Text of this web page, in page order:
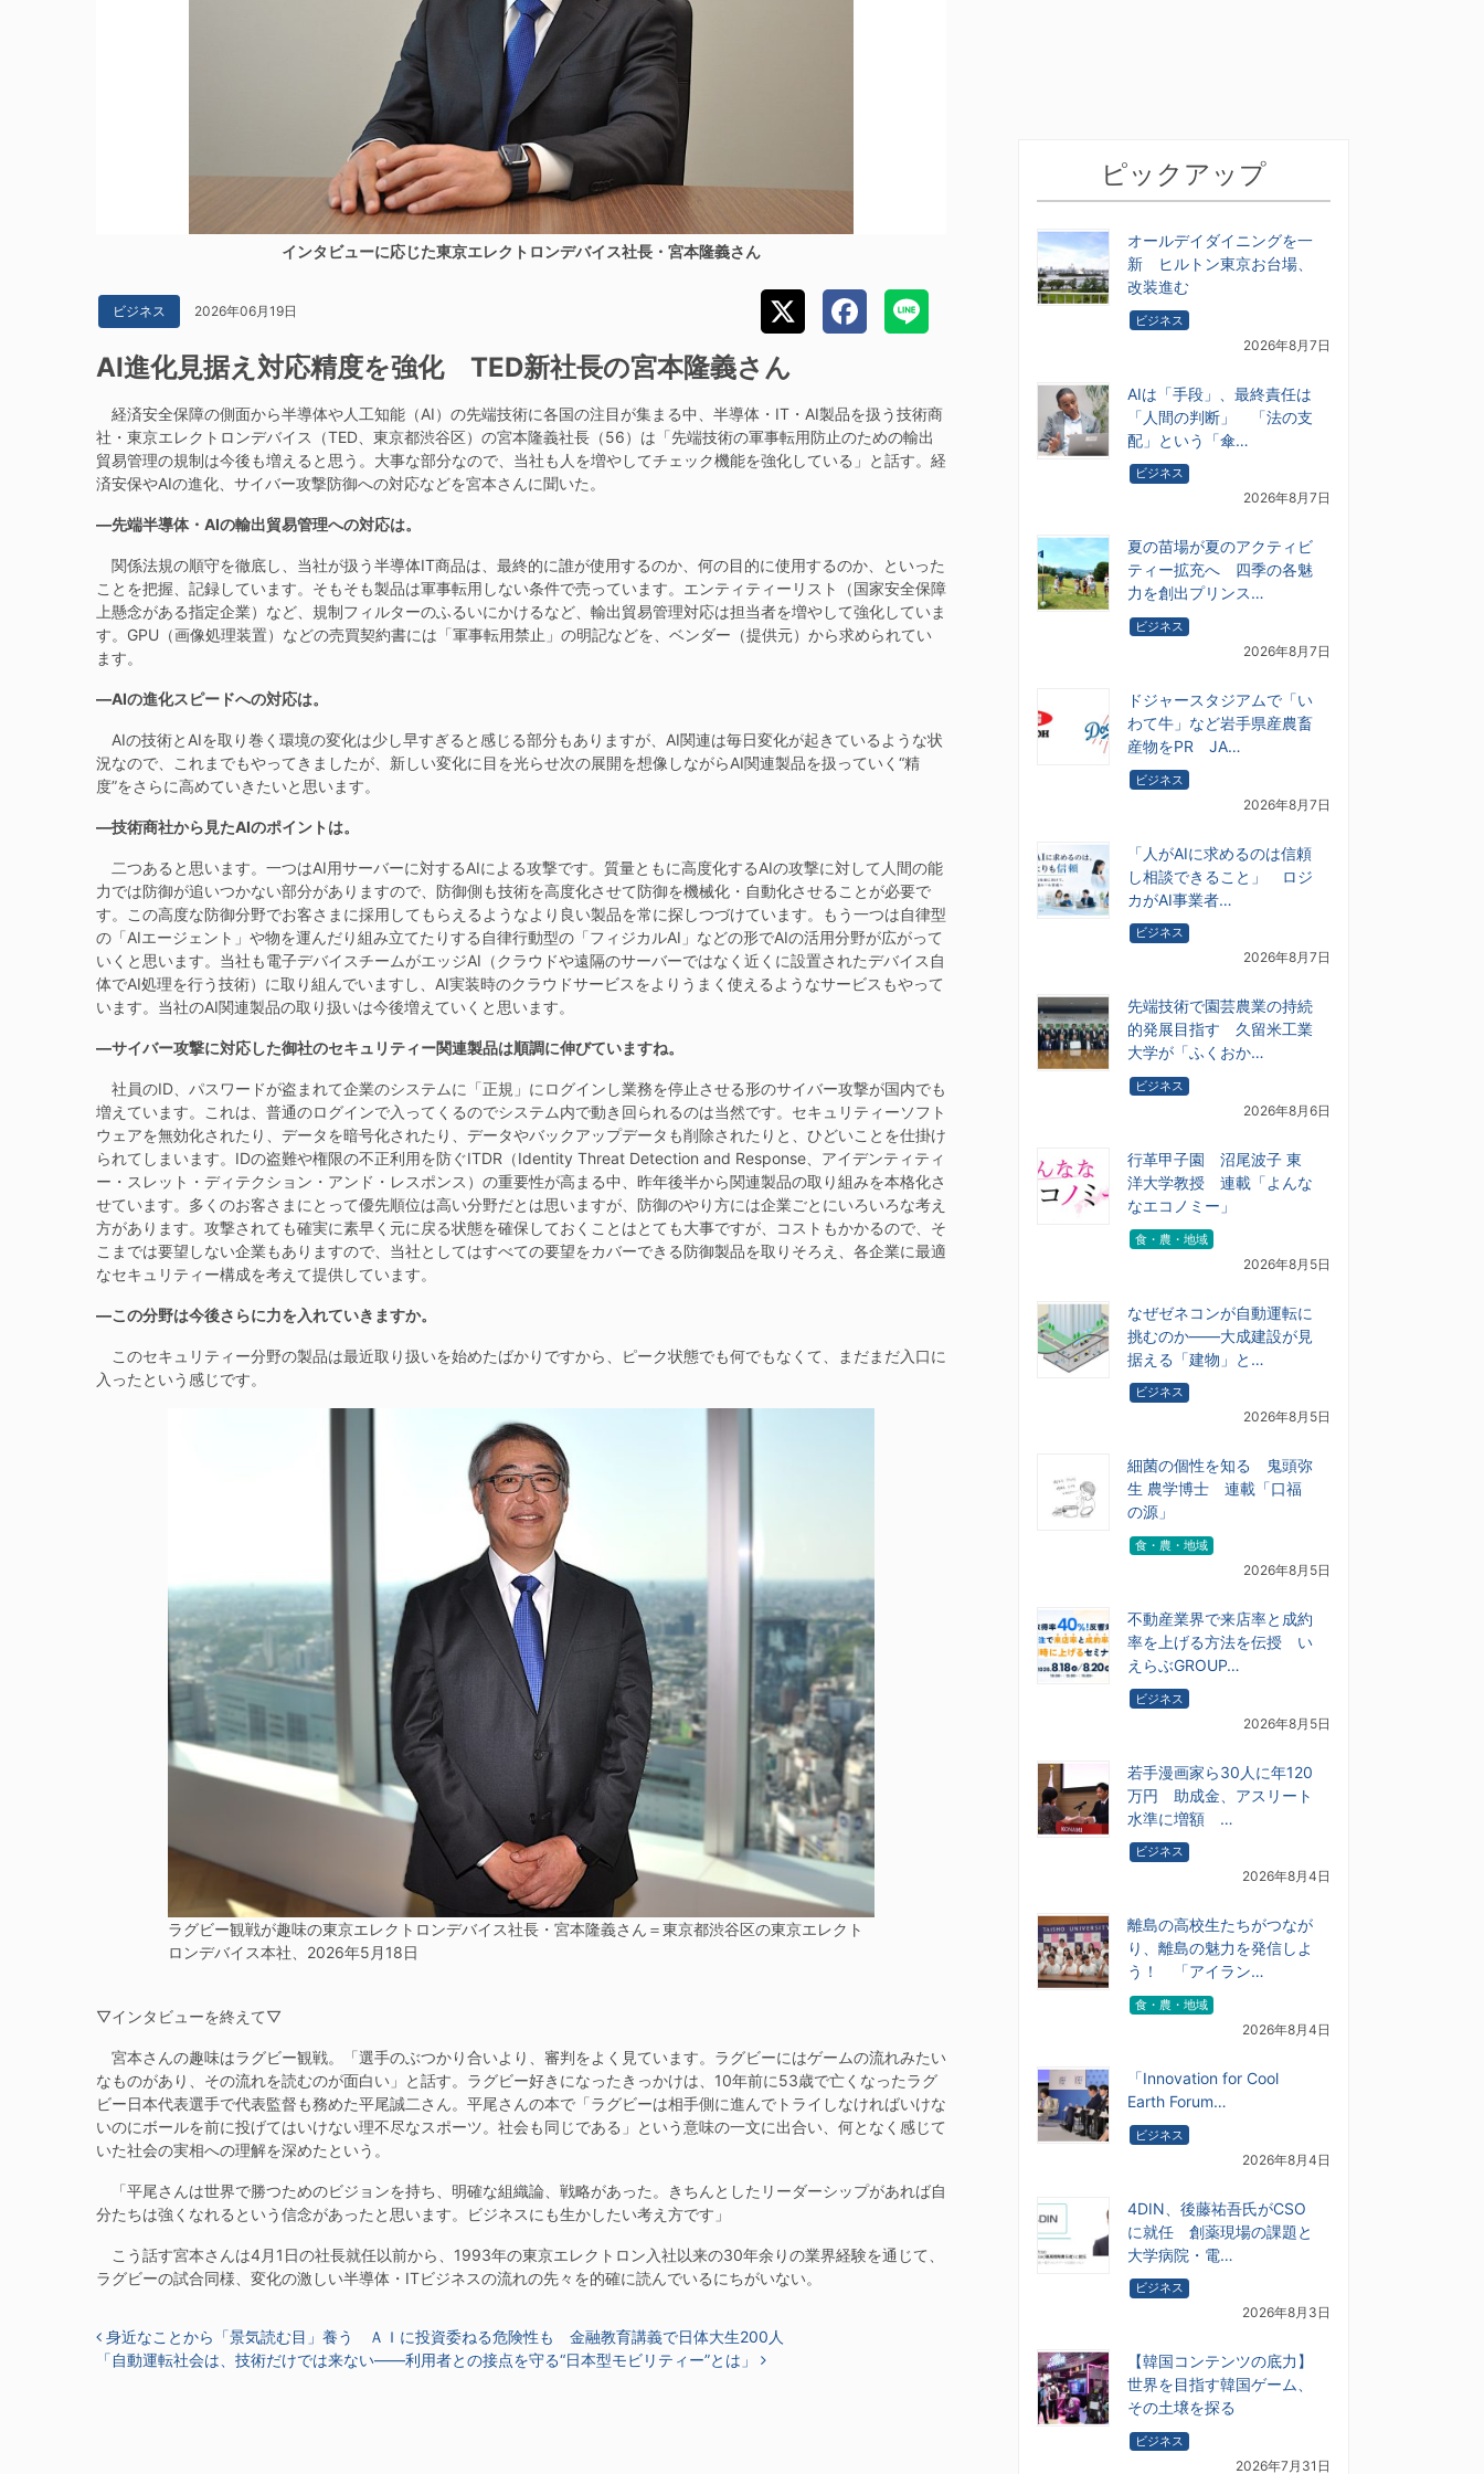
インタビューに応じた東京エレクトロンデバイス社長・宮本隆義さん
ビジネス 2026年06月19日
AI進化見据え対応精度を強化 TED新社長の宮本隆義さん
経済安全保障の側面から半導体や人工知能（AI）の先端技術に各国の注目が集まる中、半導体・IT・AI製品を扱う技術商
社・東京エレクトロンデバイス（TED、東京都渋谷区）の宮本隆義社長（56）は「先端技術の軍事転用防止のための輸出
貿易管理の規制は今後も増えると思う。大事な部分なので、当社も人を増やしてチェック機能を強化している」と話す。経
済安保やAIの進化、サイバー攻撃防御への対応などを宮本さんに聞いた。
―先端半導体・AIの輸出貿易管理への対応は。
関係法規の順守を徹底し、当社が扱う半導体IT商品は、最終的に誰が使用するのか、何の目的に使用するのか、といった
ことを把握、記録しています。そもそも製品は軍事転用しない条件で売っています。エンティティーリスト（国家安全保障
上懸念がある指定企業）など、規制フィルターのふるいにかけるなど、輸出貿易管理対応は担当者を増やして強化していま
す。GPU（画像処理装置）などの売買契約書には「軍事転用禁止」の明記などを、ベンダー（提供元）から求められてい
ます。
―AIの進化スピードへの対応は。
AIの技術とAIを取り巻く環境の変化は少し早すぎると感じる部分もありますが、AI関連は毎日変化が起きているような状
況なので、これまでもやってきましたが、新しい変化に目を光らせ次の展開を想像しながらAI関連製品を扱っていく“精
度”をさらに高めていきたいと思います。
―技術商社から見たAIのポイントは。
二つあると思います。一つはAI用サーバーに対するAIによる攻撃です。質量ともに高度化するAIの攻撃に対して人間の能
力では防御が追いつかない部分がありますので、防御側も技術を高度化させて防御を機械化・自動化させることが必要で
す。この高度な防御分野でお客さまに採用してもらえるようなより良い製品を常に探しつづけています。もう一つは自律型
の「AIエージェント」や物を運んだり組み立てたりする自律行動型の「フィジカルAI」などの形でAIの活用分野が広がって
いくと思います。当社も電子デバイスチームがエッジAI（クラウドや遠隔のサーバーではなく近くに設置されたデバイス自
体でAI処理を行う技術）に取り組んでいますし、AI実装時のクラウドサービスをよりうまく使えるようなサービスもやって
います。当社のAI関連製品の取り扱いは今後増えていくと思います。
―サイバー攻撃に対応した御社のセキュリティー関連製品は順調に伸びていますね。
社員のID、パスワードが盗まれて企業のシステムに「正規」にログインし業務を停止させる形のサイバー攻撃が国内でも
増えています。これは、普通のログインで入ってくるのでシステム内で動き回られるのは当然です。セキュリティーソフト
ウェアを無効化されたり、データを暗号化されたり、データやバックアップデータも削除されたりと、ひどいことを仕掛け
られてしまいます。IDの盗難や権限の不正利用を防ぐITDR（Identity Threat Detection and Response、アイデンティティ
ー・スレット・ディテクション・アンド・レスポンス）の重要性が高まる中、昨年後半から関連製品の取り組みを本格化さ
せています。多くのお客さまにとって優先順位は高い分野だとは思いますが、防御のやり方には企業ごとにいろいろな考え
方があります。攻撃されても確実に素早く元に戻る状態を確保しておくことはとても大事ですが、コストもかかるので、そ
こまでは要望しない企業もありますので、当社としてはすべての要望をカバーできる防御製品を取りそろえ、各企業に最適
なセキュリティー構成を考えて提供しています。
―この分野は今後さらに力を入れていきますか。
このセキュリティー分野の製品は最近取り扱いを始めたばかりですから、ピーク状態でも何でもなくて、まだまだ入口に
入ったという感じです。
ラグビー観戦が趣味の東京エレクトロンデバイス社長・宮本隆義さん＝東京都渋谷区の東京エレクト
ロンデバイス本社、2026年5月18日
▽インタビューを終えて▽
宮本さんの趣味はラグビー観戦。「選手のぶつかり合いより、審判をよく見ています。ラグビーにはゲームの流れみたい
なものがあり、その流れを読むのが面白い」と話す。ラグビー好きになったきっかけは、10年前に53歳で亡くなったラグ
ビー日本代表選手で代表監督も務めた平尾誠二さん。平尾さんの本で「ラグビーは相手側に進んでトライしなければいけな
いのにボールを前に投げてはいけない理不尽なスポーツ。社会も同じである」という意味の一文に出合い、何となく感じて
いた社会の実相への理解を深めたという。
「平尾さんは世界で勝つためのビジョンを持ち、明確な組織論、戦略があった。きちんとしたリーダーシップがあれば自
分たちは強くなれるという信念があったと思います。ビジネスにも生かしたい考え方です」
こう話す宮本さんは4月1日の社長就任以前から、1993年の東京エレクトロン入社以来の30年余りの業界経験を通じて、
ラグビーの試合同様、変化の激しい半導体・ITビジネスの流れの先々を的確に読んでいるにちがいない。
投稿ナビゲーション
身近なことから「景気読む目」養う ＡＩに投資委ねる危険性も 金融教育講義で日体大生200人
「自動運転社会は、技術だけでは来ない――利用者との接点を守る“日本型モビリティー”とは」
ピックアップ
オールデイダイニングを一
新 ヒルトン東京お台場、
改装進む
ビジネス
2026年8月7日
AIは「手段」、最終責任は
「人間の判断」 「法の支
配」という「傘…
ビジネス
2026年8月7日
夏の苗場が夏のアクティビ
ティー拡充へ 四季の各魅
力を創出プリンス…
ビジネス
2026年8月7日
ドジャースタジアムで「い
わて牛」など岩手県産農畜
産物をPR JA…
ビジネス
2026年8月7日
「人がAIに求めるのは信頼
し相談できること」 ロジ
カがAI事業者…
ビジネス
2026年8月7日
先端技術で園芸農業の持続
的発展目指す 久留米工業
大学が「ふくおか…
ビジネス
2026年8月6日
行革甲子園 沼尾波子 東
洋大学教授 連載「よんな
なエコノミー」
食・農・地域
2026年8月5日
なぜゼネコンが自動運転に
挑むのか――大成建設が見
据える「建物」と…
ビジネス
2026年8月5日
細菌の個性を知る 鬼頭弥
生 農学博士 連載「口福
の源」
食・農・地域
2026年8月5日
不動産業界で来店率と成約
率を上げる方法を伝授 い
えらぶGROUP…
ビジネス
2026年8月5日
若手漫画家ら30人に年120
万円 助成金、アスリート
水準に増額 …
ビジネス
2026年8月4日
離島の高校生たちがつなが
り、離島の魅力を発信しよ
う！ 「アイラン…
食・農・地域
2026年8月4日
「Innovation for Cool
Earth Forum…
ビジネス
2026年8月4日
4DIN、後藤祐吾氏がCSO
に就任 創薬現場の課題と
大学病院・電…
ビジネス
2026年8月3日
【韓国コンテンツの底力】
世界を目指す韓国ゲーム、
その土壌を探る
ビジネス
2026年7月31日